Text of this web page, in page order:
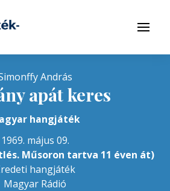
Menü
András
apát keres
hangjáték
1969. május 09.
Műsoron tartva 11 éven át)
hangjáték
Magyar Rádió